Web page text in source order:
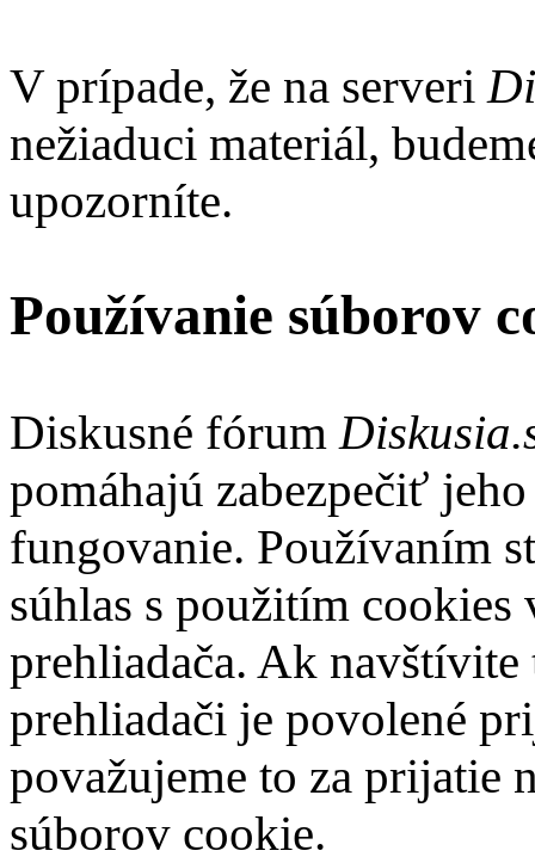
V prípade, že na serveri
nežiaduci materiál,
upozorníte.
Používanie súborov
Diskusné fórum
pomáhajú zabezpečiť
fungovanie. Používaním
súhlas s použitím cookies
prehliadača. Ak
prehliadači je povolené
považujeme to za prijatie
súborov cookie.